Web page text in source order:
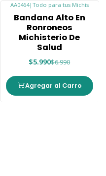
AA0464| Todo para tus Michis
Bandana Alto En
Ronroneos
Michisterio De
Salud
$5.990$6.990
Agregar al Carro